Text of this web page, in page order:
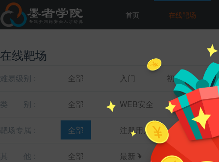
首页 在线靶场
在线靶场
难易级别 : 全部 入门 初级
类 别 : 全部 WEB安全 主机安全
靶场专属 : 全部 注册用户 教育机构
其 他 : 全部 最新 最热